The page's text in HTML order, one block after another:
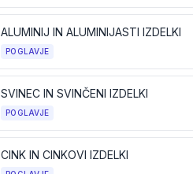
ALUMINIJ IN ALUMINIJASTI IZDELKI
POGLAVJE
SVINEC IN SVINČENI IZDELKI
POGLAVJE
CINK IN CINKOVI IZDELKI